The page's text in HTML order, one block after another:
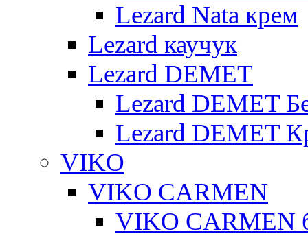
Lezard Nata крем
Lezard каучук
Lezard DEMET
Lezard DEMET
Lezard DEMET
VIKO
VIKO CARMEN
VIKO CARMEN